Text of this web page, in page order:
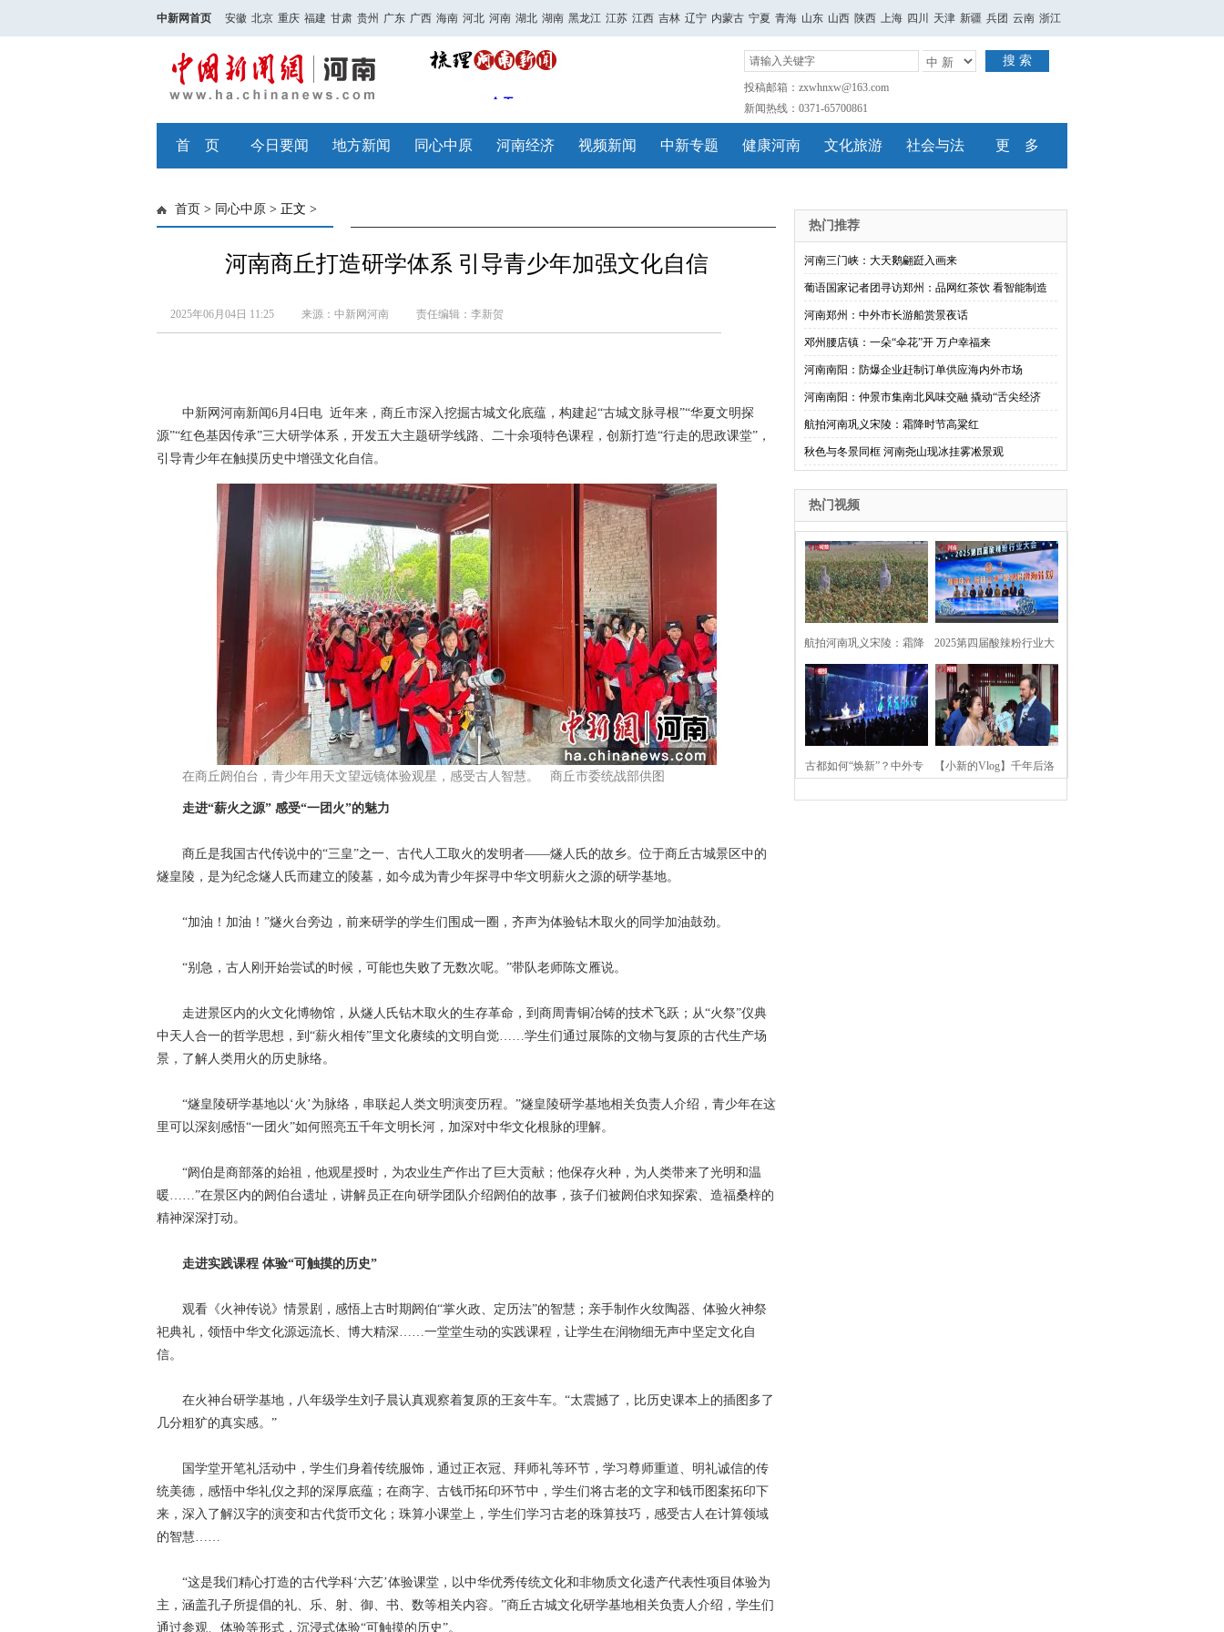
中新网首页 安徽 北京 重庆 福建 甘肃 贵州 广东 广西 海南 河北 河南 湖北 湖南 黑龙江 江苏 江西 吉林 辽宁 内蒙古 宁夏 青海 山东 山西 陕西 上海 四川 天津 新疆 兵团 云南 浙江
搜 索
投稿邮箱：zxwhnxw@163.com
新闻热线：0371-65700861
首 页 今日要闻 地方新闻 同心中原 河南经济 视频新闻 中新专题 健康河南 文化旅游 社会与法 更 多
首页 > 同心中原 > 正文 >
河南商丘打造研学体系 引导青少年加强文化自信
2025年06月04日 11:25 来源：中新网河南 责任编辑：李新贺
中新网河南新闻6月4日电 近年来，商丘市深入挖掘古城文化底蕴，构建起“古城文脉寻根”“华夏文明探
源”“红色基因传承”三大研学体系，开发五大主题研学线路、二十余项特色课程，创新打造“行走的思政课堂”，
引导青少年在触摸历史中增强文化自信。
在商丘阏伯台，青少年用天文望远镜体验观星，感受古人智慧。 商丘市委统战部供图
走进“薪火之源” 感受“一团火”的魅力
商丘是我国古代传说中的“三皇”之一、古代人工取火的发明者——燧人氏的故乡。位于商丘古城景区中的
燧皇陵，是为纪念燧人氏而建立的陵墓，如今成为青少年探寻中华文明薪火之源的研学基地。
“加油！加油！”燧火台旁边，前来研学的学生们围成一圈，齐声为体验钻木取火的同学加油鼓劲。
“别急，古人刚开始尝试的时候，可能也失败了无数次呢。”带队老师陈文雁说。
走进景区内的火文化博物馆，从燧人氏钻木取火的生存革命，到商周青铜冶铸的技术飞跃；从“火祭”仪典
中天人合一的哲学思想，到“薪火相传”里文化赓续的文明自觉……学生们通过展陈的文物与复原的古代生产场
景，了解人类用火的历史脉络。
“燧皇陵研学基地以‘火’为脉络，串联起人类文明演变历程。”燧皇陵研学基地相关负责人介绍，青少年在这
里可以深刻感悟“一团火”如何照亮五千年文明长河，加深对中华文化根脉的理解。
“阏伯是商部落的始祖，他观星授时，为农业生产作出了巨大贡献；他保存火种，为人类带来了光明和温
暖……”在景区内的阏伯台遗址，讲解员正在向研学团队介绍阏伯的故事，孩子们被阏伯求知探索、造福桑梓的
精神深深打动。
走进实践课程 体验“可触摸的历史”
观看《火神传说》情景剧，感悟上古时期阏伯“掌火政、定历法”的智慧；亲手制作火纹陶器、体验火神祭
祀典礼，领悟中华文化源远流长、博大精深……一堂堂生动的实践课程，让学生在润物细无声中坚定文化自
信。
在火神台研学基地，八年级学生刘子晨认真观察着复原的王亥牛车。“太震撼了，比历史课本上的插图多了
几分粗犷的真实感。”
国学堂开笔礼活动中，学生们身着传统服饰，通过正衣冠、拜师礼等环节，学习尊师重道、明礼诚信的传
统美德，感悟中华礼仪之邦的深厚底蕴；在商字、古钱币拓印环节中，学生们将古老的文字和钱币图案拓印下
来，深入了解汉字的演变和古代货币文化；珠算小课堂上，学生们学习古老的珠算技巧，感受古人在计算领域
的智慧……
“这是我们精心打造的古代学科‘六艺’体验课堂，以中华优秀传统文化和非物质文化遗产代表性项目体验为
主，涵盖孔子所提倡的礼、乐、射、御、书、数等相关内容。”商丘古城文化研学基地相关负责人介绍，学生们
通过参观、体验等形式，沉浸式体验“可触摸的历史”。
热门推荐
河南三门峡：大天鹅翩跹入画来
葡语国家记者团寻访郑州：品网红茶饮 看智能制造
河南郑州：中外市长游船赏景夜话
邓州腰店镇：一朵“伞花”开 万户幸福来
河南南阳：防爆企业赶制订单供应海内外市场
河南南阳：仲景市集南北风味交融 撬动“舌尖经济
航拍河南巩义宋陵：霜降时节高粱红
秋色与冬景同框 河南尧山现冰挂雾凇景观
热门视频
航拍河南巩义宋陵：霜降
时节高粱红
2025第四届酸辣粉行业大
会在河南开封举行
古都如何“焕新”？中外专 【小新的Vlog】千年后洛